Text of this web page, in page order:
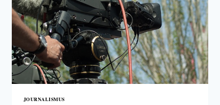
JOURNALISMUS